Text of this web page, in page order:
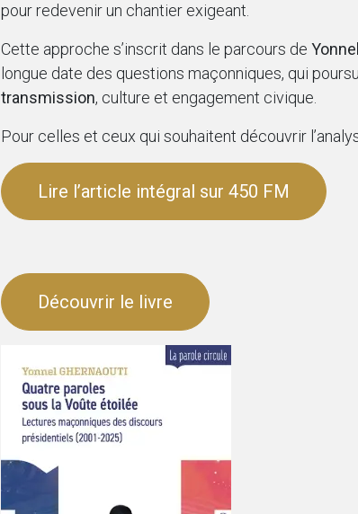
pour redevenir un chantier exigeant.
Cette approche s’inscrit dans le parcours de
longue date des questions maçonniques, qui
transmission, culture et engagement civique.
Pour celles et ceux qui souhaitent découvrir
Lire l’article intégral sur 450 FM
Découvrir le livre